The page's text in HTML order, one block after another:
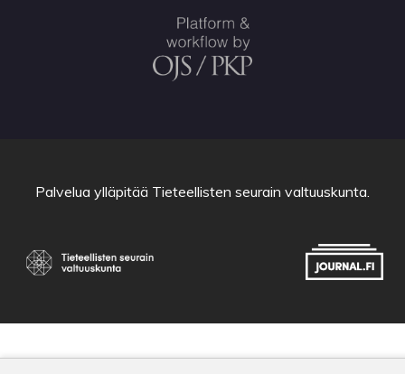
Palvelua ylläpitää Tieteellisten seurain valtuuskunta.